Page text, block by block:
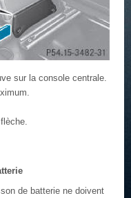
sur la console centrale.
de batterie ne doivent